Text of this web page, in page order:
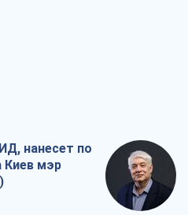
нанесет по
Киев мэр